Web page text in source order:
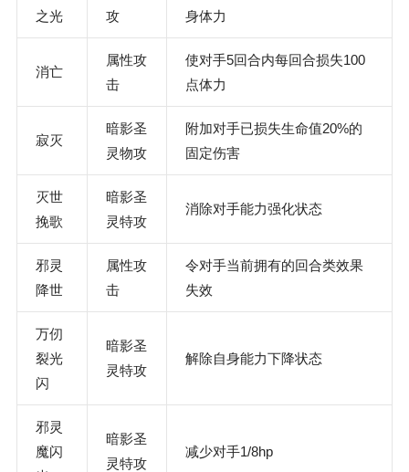
之光
攻
身体力
消亡
属性攻
击
使对手5回合内每回合损失100
点体力
寂灭
暗影圣
灵物攻
附加对手已损失生命值20%的
固定伤害
灭世
挽歌
暗影圣
灵特攻
消除对手能力强化状态
邪灵
降世
属性攻
击
令对手当前拥有的回合类效果
失效
万仞
裂光
闪
暗影圣
灵特攻
解除自身能力下降状态
邪灵
魔闪
暗影圣
灵特攻
减少对手1/8hp